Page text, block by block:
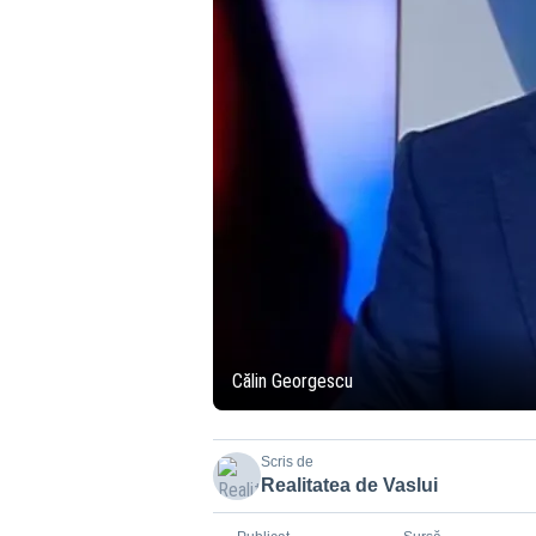
Călin Georgescu
Scris de
Realitatea de Vaslui